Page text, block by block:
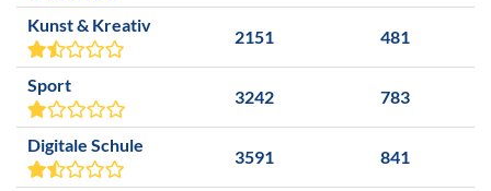
Kunst & Kreativ
2151 481
Sport
3242 783
Digitale Schule
3591 841